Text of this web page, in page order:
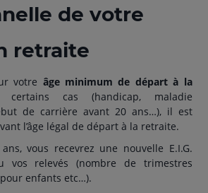
de votre
retraite
votre âge minimum de départ à la
cas (handicap, maladie
de carrière avant 20 ans…), il est
l’âge légal de départ à la retraite.
vous recevrez une nouvelle E.I.G.
vos relevés (nombre de trimestres
enfants etc…).